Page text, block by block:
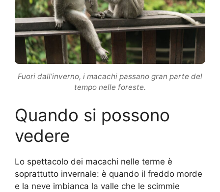
Fuori dall’inverno, i macachi passano gran parte del
tempo nelle foreste.
Quando si possono
vedere
Lo spettacolo dei macachi nelle terme è
soprattutto invernale: è quando il freddo morde
e la neve imbianca la valle che le scimmie